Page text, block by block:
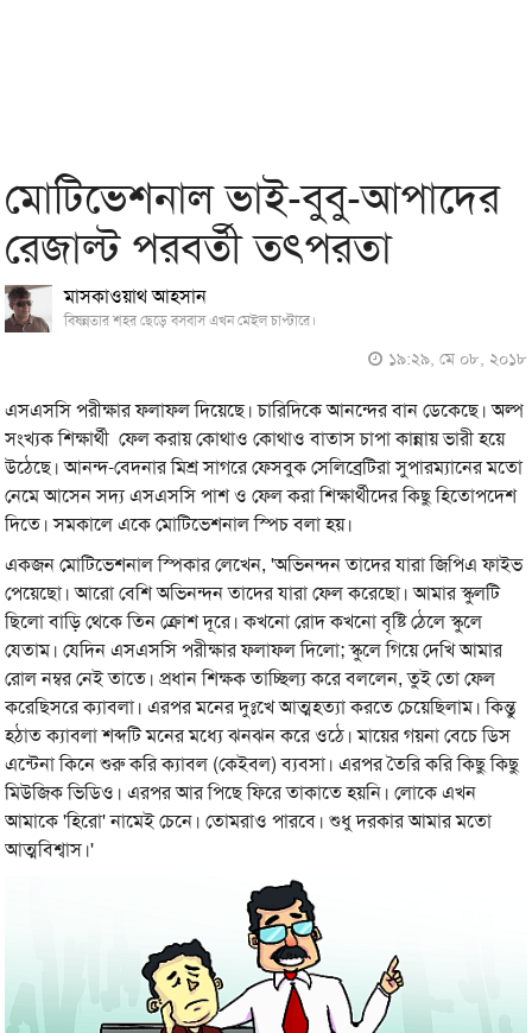
মোটিভেশনাল ভাই-বুবু-আপাদের
রেজাল্ট পরবর্তী তৎপরতা
মাসকাওয়াথ আহসান
বিষন্নতার শহর ছেড়ে বসবাস এখন মেইল চাপ্টারে।
১৯:২৯, মে ০৮, ২০১৮
এসএসসি পরীক্ষার ফলাফল দিয়েছে। চারিদিকে আনন্দের বান ডেকেছে। অল্প
সংখ্যক শিক্ষার্থী ফেল করায় কোথাও কোথাও বাতাস চাপা কান্নায় ভারী হয়ে
উঠেছে। আনন্দ-বেদনার মিশ্র সাগরে ফেসবুক সেলিব্রেটিরা সুপারম্যানের মতো
নেমে আসেন সদ্য এসএসসি পাশ ও ফেল করা শিক্ষার্থীদের কিছু হিতোপদেশ
দিতে। সমকালে একে মোটিভেশনাল স্পিচ বলা হয়।
একজন মোটিভেশনাল স্পিকার লেখেন, 'অভিনন্দন তাদের যারা জিপিএ ফাইভ
পেয়েছো। আরো বেশি অভিনন্দন তাদের যারা ফেল করেছো। আমার স্কুলটি
ছিলো বাড়ি থেকে তিন ক্রোশ দূরে। কখনো রোদ কখনো বৃষ্টি ঠেলে স্কুলে
যেতাম। যেদিন এসএসসি পরীক্ষার ফলাফল দিলো; স্কুলে গিয়ে দেখি আমার
রোল নম্বর নেই তাতে। প্রধান শিক্ষক তাচ্ছিল্য করে বললেন, তুই তো ফেল
করেছিসরে ক্যাবলা। এরপর মনের দুঃখে আত্মহত্যা করতে চেয়েছিলাম। কিন্তু
হঠাত ক্যাবলা শব্দটি মনের মধ্যে ঝনঝন করে ওঠে। মায়ের গয়না বেচে ডিস
এন্টেনা কিনে শুরু করি ক্যাবল (কেইবল) ব্যবসা। এরপর তৈরি করি কিছু কিছু
মিউজিক ভিডিও। এরপর আর পিছে ফিরে তাকাতে হয়নি। লোকে এখন
আমাকে 'হিরো' নামেই চেনে। তোমরাও পারবে। শুধু দরকার আমার মতো
আত্মবিশ্বাস।'